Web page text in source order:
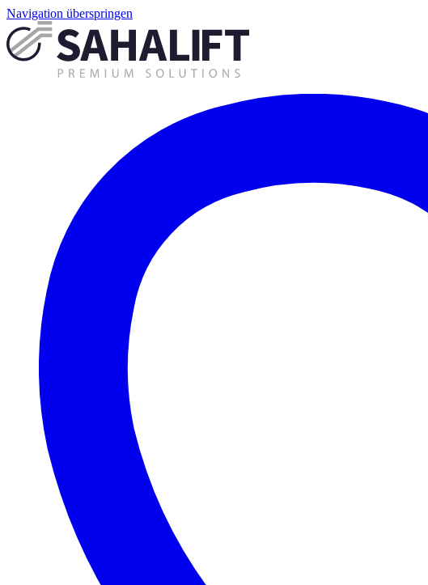
Navigation überspringen